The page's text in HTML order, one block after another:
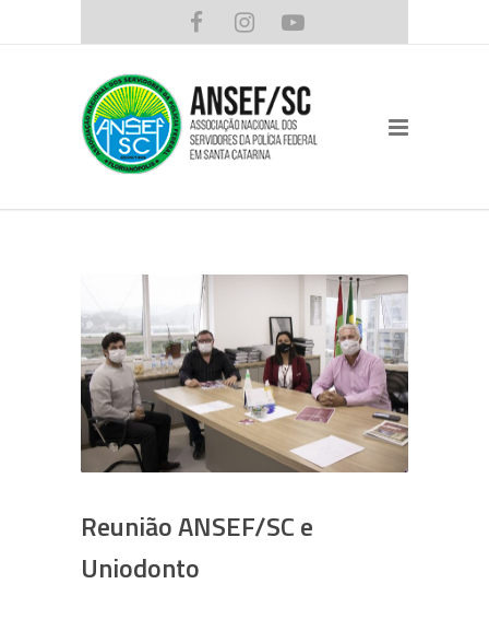
Reunião ANSEF/SC e
Uniodonto